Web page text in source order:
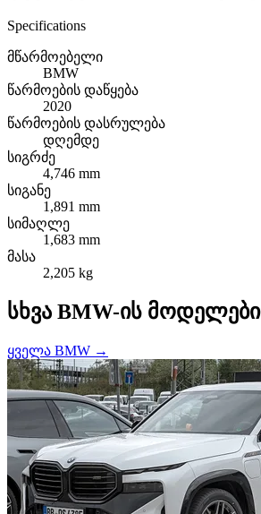
Specifications
მწარმოებელი
BMW
წარმოების დაწყება
2020
წარმოების დასრულება
დღემდე
სიგრძე
4,746 mm
სიგანე
1,891 mm
სიმაღლე
1,683 mm
მასა
2,205 kg
სხვა BMW-ის მოდელები
ყველა BMW →